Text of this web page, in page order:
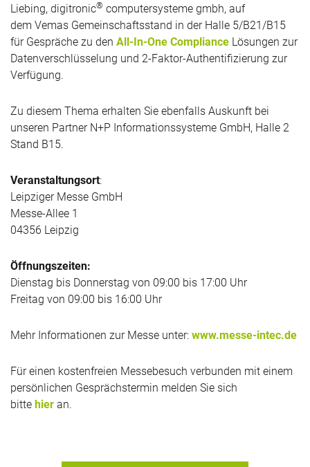
Liebing, digitronic® computersysteme gmbh, auf
dem Vemas Gemeinschaftsstand in der Halle 5/B21/B15
für Gespräche zu den All-In-One Compliance Lösungen zur
Datenverschlüsselung und 2-Faktor-Authentifizierung zur
Verfügung.
Zu diesem Thema erhalten Sie ebenfalls Auskunft bei
unseren Partner N+P Informationssysteme GmbH, Halle 2
Stand B15.
Veranstaltungsort:
Leipziger Messe GmbH
Messe-Allee 1
04356 Leipzig
Öffnungszeiten:
Dienstag bis Donnerstag von 09:00 bis 17:00 Uhr
Freitag von 09:00 bis 16:00 Uhr
Mehr Informationen zur Messe unter: www.messe-intec.de
Für einen kostenfreien Messebesuch verbunden mit einem
persönlichen Gesprächstermin melden Sie sich
bitte hier an.